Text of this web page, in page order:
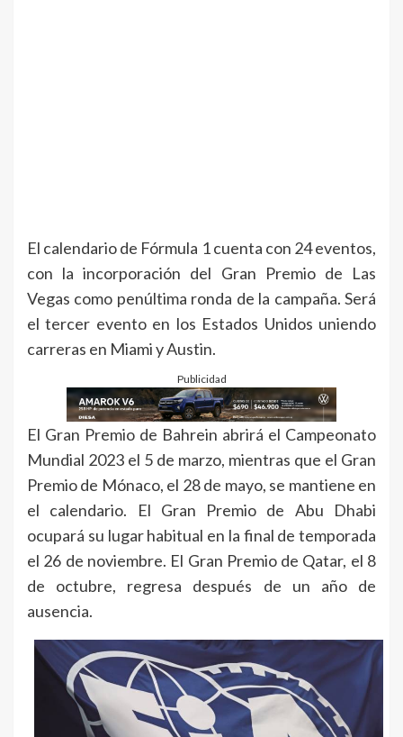
El calendario de Fórmula 1 cuenta con 24 eventos,
con la incorporación del Gran Premio de Las
Vegas como penúltima ronda de la campaña. Será
el tercer evento en los Estados Unidos uniendo
carreras en Miami y Austin.
Publicidad
El Gran Premio de Bahrein abrirá el Campeonato
Mundial 2023 el 5 de marzo, mientras que el Gran
Premio de Mónaco, el 28 de mayo, se mantiene en
el calendario. El Gran Premio de Abu Dhabi
ocupará su lugar habitual en la final de temporada
el 26 de noviembre. El Gran Premio de Qatar, el 8
de octubre, regresa después de un año de
ausencia.